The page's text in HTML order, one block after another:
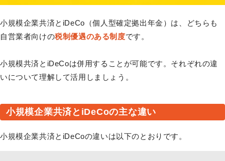
小規模企業共済とiDeCo（個人型確定拠出年金）は、どちらも
自営業者向けの税制優遇のある制度です。
小規模共済とiDeCoは併用することが可能です。それぞれの違
いについて理解して活用しましょう。
小規模企業共済とiDeCoの主な違い
小規模企業共済とiDeCoの違いは以下のとおりです。